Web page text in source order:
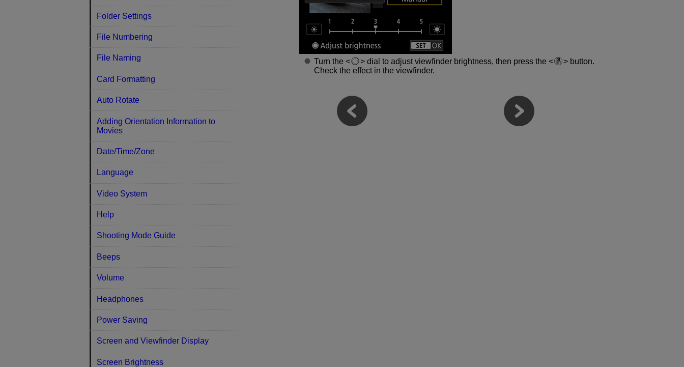
Turn the dial to adjust viewfinder brightness, then press the
button.
Check the effect in the viewfinder.
Folder Settings
File Numbering
File Naming
Card Formatting
Auto Rotate
Adding Orientation Information to
Movies
Date/Time/Zone
Language
Video System
Help
Shooting Mode Guide
Beeps
Volume
Headphones
Power Saving
Screen and Viewfinder Display
Screen Brightness